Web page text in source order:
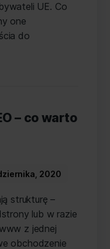
UE. Co
one
do
– co warto
2020
strukturę –
lub w razie
z jednej
obchodzenie